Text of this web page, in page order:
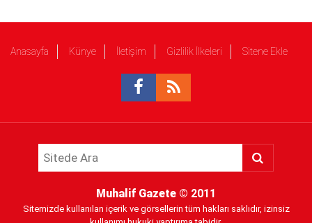
Anasayfa Künye İletişim Gizlilik İlkeleri Sitene Ekle
Muhalif Gazete © 2011
Sitemizde kullanılan içerik ve görsellerin tüm hakları saklıdır, izinsiz